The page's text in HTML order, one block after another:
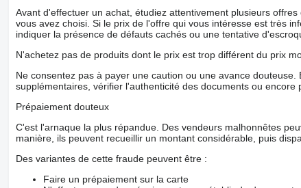
Avant d'effectuer un achat, étudiez attentivement plusieurs
vous avez choisi. Si le prix de l'offre qui vous intéresse est très
indiquer la présence de défauts cachés ou une tentative
N'achetez pas de produits dont le prix est trop différent du prix
Ne consentez pas à payer une caution ou une avance
supplémentaires, vérifier l'authenticité des documents ou encore
Prépaiement douteux
C'est l'arnaque la plus répandue. Des vendeurs malhonnêtes
manière, ils peuvent recueillir un montant considérable, puis
Des variantes de cette fraude peuvent être :
Faire un prépaiement sur la carte